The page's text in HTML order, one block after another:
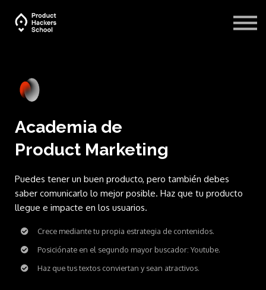
Academia de
Product Marketing
Puedes tener un buen producto, pero también debes
saber comunicarlo lo mejor posible. Haz que tu producto
llegue e impacte en los usuarios.
Crece mediante tu propia estrategia de contenidos.
Posiciónate en el segundo mayor buscador: Youtube.
Haz que tus textos conviertan y sean atractivos.